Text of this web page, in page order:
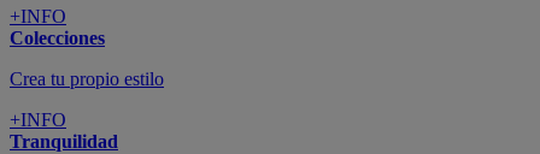
+INFO
Colecciones
Crea tu propio estilo
+INFO
Tranquilidad